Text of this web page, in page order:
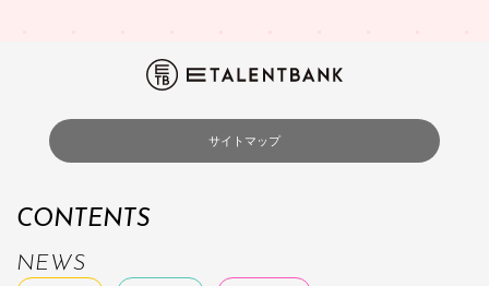
サイトマップ
CONTENTS
NEWS